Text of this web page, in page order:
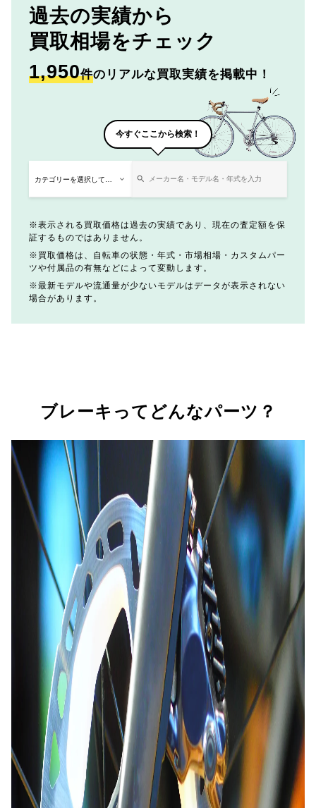
過去の実績から
買取相場をチェック
1,950件のリアルな買取実績を掲載中！
今すぐここから検索！
表示される買取価格は過去の実績であり、現在の査定額を保
証するものではありません。
買取価格は、自転車の状態・年式・市場相場・カスタムパー
ツや付属品の有無などによって変動します。
最新モデルや流通量が少ないモデルはデータが表示されない
場合があります。
ブレーキってどんなパーツ？